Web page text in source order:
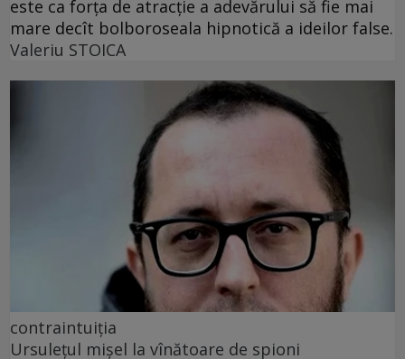
este ca forța de atracție a adevărului să fie mai
mare decît bolboroseala hipnotică a ideilor false.
Valeriu STOICA
contraintuiția
Ursulețul mișel la vînătoare de spioni